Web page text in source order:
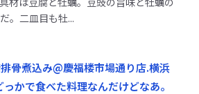
。二皿目も牡...
骨煮込み@慶福楼市場通り店.横浜
かで食べた料理なんだけどなあ。